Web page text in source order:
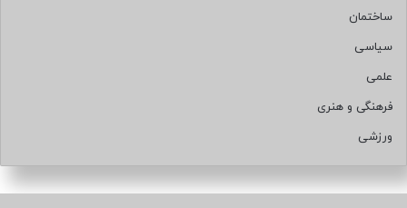
ساختمان
سیاسی
علمی
فرهنگی و هنری
ورزشی